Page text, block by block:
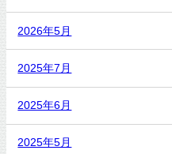
2026年5月
2025年7月
2025年6月
2025年5月